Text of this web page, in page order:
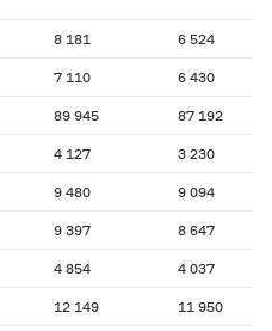
8 181 6 524
7 110 6 430
89 945 87 192
4 127 3 230
9 480 9 094
9 397 8 647
4 854 4 037
12 149 11 950